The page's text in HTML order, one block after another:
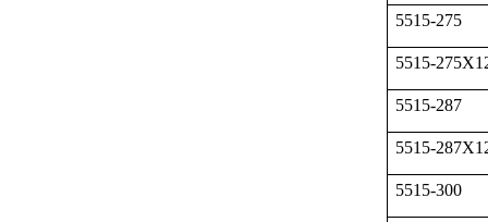
5515-275
5515-
5515-287
5515-
5515-300